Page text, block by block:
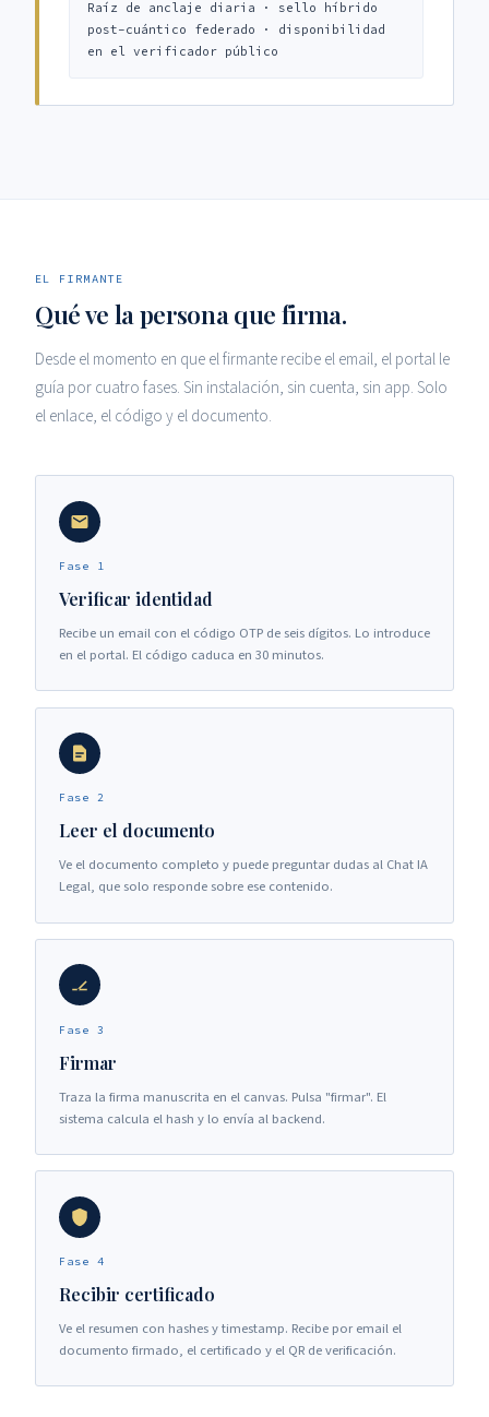
Raíz de anclaje diaria · sello híbrido
post-cuántico federado · disponibilidad
en el verificador público
EL FIRMANTE
Qué ve la persona que firma.
Desde el momento en que el firmante recibe el email, el portal le
guía por cuatro fases. Sin instalación, sin cuenta, sin app. Solo
el enlace, el código y el documento.
Fase 1
Verificar identidad
Recibe un email con el código OTP de seis dígitos. Lo introduce
en el portal. El código caduca en 30 minutos.
Fase 2
Leer el documento
Ve el documento completo y puede preguntar dudas al Chat IA
Legal, que solo responde sobre ese contenido.
Fase 3
Firmar
Traza la firma manuscrita en el canvas. Pulsa "firmar". El
sistema calcula el hash y lo envía al backend.
Fase 4
Recibir certificado
Ve el resumen con hashes y timestamp. Recibe por email el
documento firmado, el certificado y el QR de verificación.